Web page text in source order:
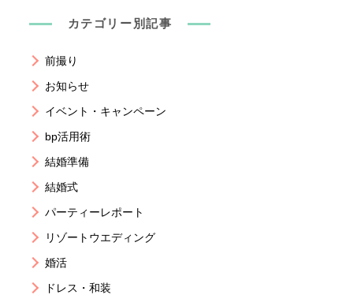
カテゴリー別記事
前撮り
お知らせ
イベント・キャンペーン
bp活用術
結婚準備
結婚式
パーティーレポート
リゾートウエディング
婚活
ドレス・和装